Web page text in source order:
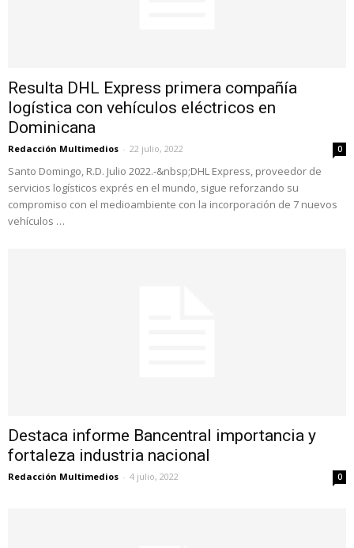
Resulta DHL Express primera compañía
logística con vehículos eléctricos en
Dominicana
Redacción Multimedios - 22 julio, 2022 0
Santo Domingo, R.D. Julio 2022.-&nbsp;DHL Express, proveedor de
servicios logísticos exprés en el mundo, sigue reforzando su
compromiso con el medioambiente con la incorporación de 7 nuevos
vehículos …
Destaca informe Bancentral importancia y
fortaleza industria nacional
Redacción Multimedios - 4 julio, 2022 0